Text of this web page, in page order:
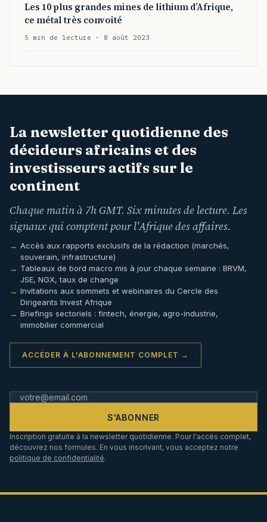
Les 10 plus grandes mines de lithium d’Afrique,
ce métal très convoité
5 min de lecture · 8 août 2023
La newsletter quotidienne des
décideurs africains et des
investisseurs actifs sur le
continent
Chaque matin à 7h GMT. Six minutes de lecture. Les
signaux qui comptent pour l'Afrique des affaires.
Accès aux rapports exclusifs de la rédaction (marchés,
souverain, infrastructure)
Tableaux de bord macro mis à jour chaque semaine : BRVM,
JSE, NGX, taux de change
Invitations aux sommets et webinaires du Cercle des
Dirigeants Invest Afrique
Briefings sectoriels : fintech, énergie, agro-industrie,
immobilier commercial
ACCÉDER À L'ABONNEMENT COMPLET →
S'ABONNER
Inscription gratuite à la newsletter quotidienne. Pour l'accès complet,
découvrez nos formules. En vous inscrivant, vous acceptez notre
politique de confidentialité.